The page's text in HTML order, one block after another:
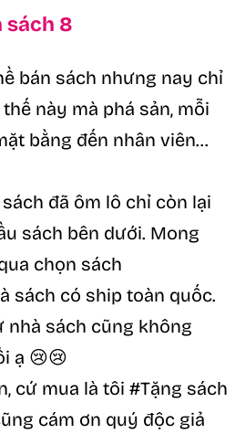
sách 8
bán sách nhưng nay chỉ
này mà phá sản, mỗi
bằng đến nhân viên…
đã ôm lô chỉ còn lại
sách bên dưới. Mong
chọn sách
sách có ship toàn quốc.
nhà sách cũng không
ạ 😢😢
cứ mua là tôi #Tặng sách
cám ơn quý độc giả